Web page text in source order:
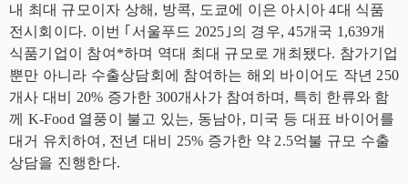
내 최대 규모이자 상해, 방콕, 도쿄에 이은 아시아 4대 식품
전시회이다. 이번 ｢서울푸드 2025｣의 경우, 45개국 1,639개
식품기업이 참여*하며 역대 최대 규모로 개최됐다. 참가기업
뿐만 아니라 수출상담회에 참여하는 해외 바이어도 작년 250
개사 대비 20% 증가한 300개사가 참여하며, 특히 한류와 함
께 K-Food 열풍이 불고 있는, 동남아, 미국 등 대표 바이어를
대거 유치하여, 전년 대비 25% 증가한 약 2.5억불 규모 수출
상담을 진행한다.